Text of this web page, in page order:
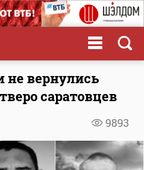
не вернулись
саратовцев
9893